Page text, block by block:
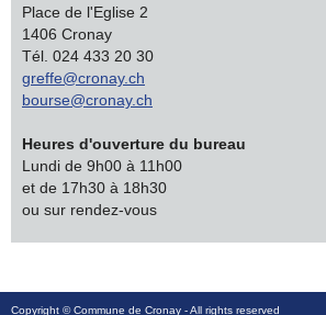
Place de l'Eglise 2
1406 Cronay
Tél. 024 433 20 30
greffe@cronay.ch
bourse@cronay.ch
Heures d'ouverture du bureau
Lundi de 9h00 à 11h00
et de 17h30 à 18h30
ou sur rendez-vous
Copyright ©Commune de Cronay - All rights reserved